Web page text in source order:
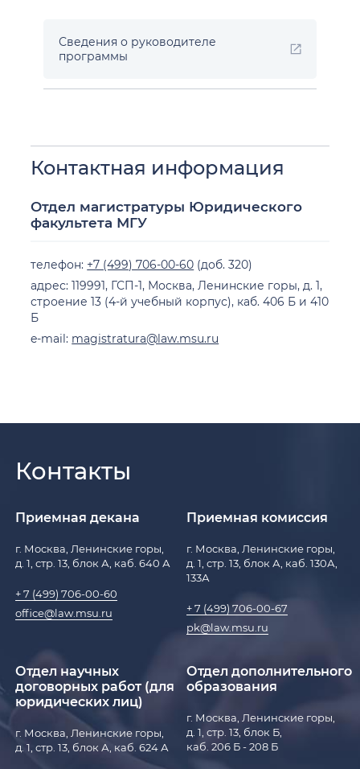
Сведения о руководителе
программы
Контактная информация
Отдел магистратуры Юридического
факультета МГУ
телефон: +7 (499) 706-00-60 (доб. 320)
адрес: 119991, ГСП-1, Москва, Ленинские горы, д. 1,
строение 13 (4-й учебный корпус), каб. 406 Б и 410
Б
e-mail: magistratura@law.msu.ru
Контакты
Приемная декана
г. Москва, Ленинские горы,
д. 1, стр. 13, блок А, каб. 640 А
+ 7 (499) 706-00-60
office@law.msu.ru
Приемная комиссия
г. Москва, Ленинские горы,
д. 1, стр. 13, блок А, каб. 130А,
133А
+ 7 (499) 706-00-67
pk@law.msu.ru
Отдел научных
договорных работ (для
юридических лиц)
г. Москва, Ленинские горы,
д. 1, стр. 13, блок А, каб. 624 А
Отдел дополнительного
образования
г. Москва, Ленинские горы,
д. 1, стр. 13, блок Б,
каб. 206 Б - 208 Б